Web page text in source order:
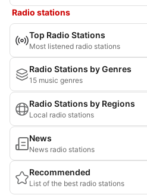
Radio stations
Top Radio Stations
Most listened radio stations
Radio Stations by Genres
15 music genres
Radio Stations by Regions
Local radio stations
News
News radio stations
Recommended
List of the best radio stations